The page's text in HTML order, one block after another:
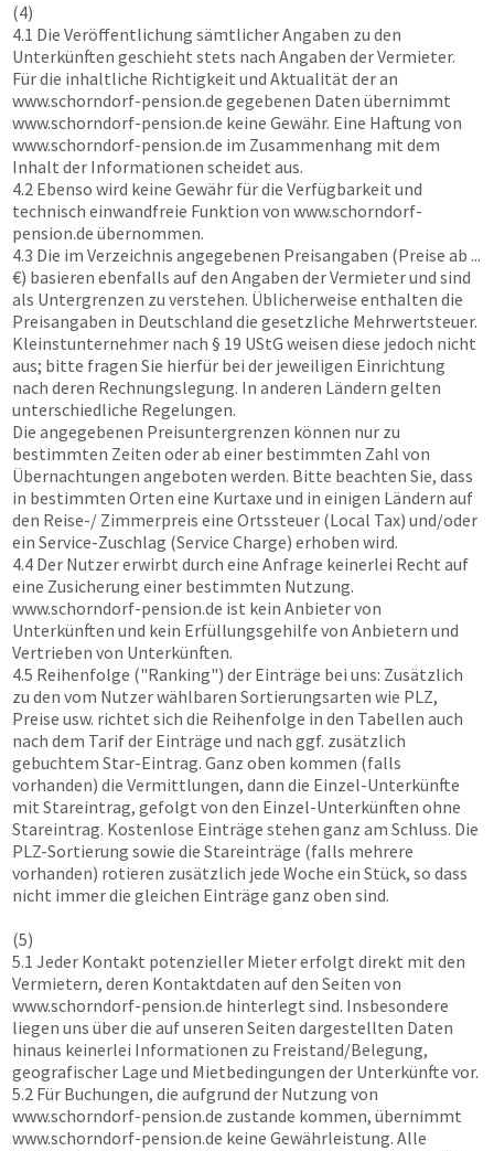
(4)
4.1 Die Veröffentlichung sämtlicher Angaben zu den
Unterkünften geschieht stets nach Angaben der Vermieter.
Für die inhaltliche Richtigkeit und Aktualität der an
www.schorndorf-pension.de gegebenen Daten übernimmt
www.schorndorf-pension.de keine Gewähr. Eine Haftung von
www.schorndorf-pension.de im Zusammenhang mit dem
Inhalt der Informationen scheidet aus.
4.2 Ebenso wird keine Gewähr für die Verfügbarkeit und
technisch einwandfreie Funktion von www.schorndorf-
pension.de übernommen.
4.3 Die im Verzeichnis angegebenen Preisangaben (Preise ab ...
€) basieren ebenfalls auf den Angaben der Vermieter und sind
als Untergrenzen zu verstehen. Üblicherweise enthalten die
Preisangaben in Deutschland die gesetzliche Mehrwertsteuer.
Kleinstunternehmer nach § 19 UStG weisen diese jedoch nicht
aus; bitte fragen Sie hierfür bei der jeweiligen Einrichtung
nach deren Rechnungslegung. In anderen Ländern gelten
unterschiedliche Regelungen.
Die angegebenen Preisuntergrenzen können nur zu
bestimmten Zeiten oder ab einer bestimmten Zahl von
Übernachtungen angeboten werden. Bitte beachten Sie, dass
in bestimmten Orten eine Kurtaxe und in einigen Ländern auf
den Reise-/ Zimmerpreis eine Ortssteuer (Local Tax) und/oder
ein Service-Zuschlag (Service Charge) erhoben wird.
4.4 Der Nutzer erwirbt durch eine Anfrage keinerlei Recht auf
eine Zusicherung einer bestimmten Nutzung.
www.schorndorf-pension.de ist kein Anbieter von
Unterkünften und kein Erfüllungsgehilfe von Anbietern und
Vertrieben von Unterkünften.
4.5 Reihenfolge ("Ranking") der Einträge bei uns: Zusätzlich
zu den vom Nutzer wählbaren Sortierungsarten wie PLZ,
Preise usw. richtet sich die Reihenfolge in den Tabellen auch
nach dem Tarif der Einträge und nach ggf. zusätzlich
gebuchtem Star-Eintrag. Ganz oben kommen (falls
vorhanden) die Vermittlungen, dann die Einzel-Unterkünfte
mit Stareintrag, gefolgt von den Einzel-Unterkünften ohne
Stareintrag. Kostenlose Einträge stehen ganz am Schluss. Die
PLZ-Sortierung sowie die Stareinträge (falls mehrere
vorhanden) rotieren zusätzlich jede Woche ein Stück, so dass
nicht immer die gleichen Einträge ganz oben sind.
(5)
5.1 Jeder Kontakt potenzieller Mieter erfolgt direkt mit den
Vermietern, deren Kontaktdaten auf den Seiten von
www.schorndorf-pension.de hinterlegt sind. Insbesondere
liegen uns über die auf unseren Seiten dargestellten Daten
hinaus keinerlei Informationen zu Freistand/Belegung,
geografischer Lage und Mietbedingungen der Unterkünfte vor.
5.2 Für Buchungen, die aufgrund der Nutzung von
www.schorndorf-pension.de zustande kommen, übernimmt
www.schorndorf-pension.de keine Gewährleistung. Alle